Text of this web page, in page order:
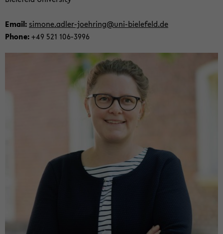
Email: si­mone.adler-​joehring@uni-​bielefeld.de
Phone:+49 521 106-​3996